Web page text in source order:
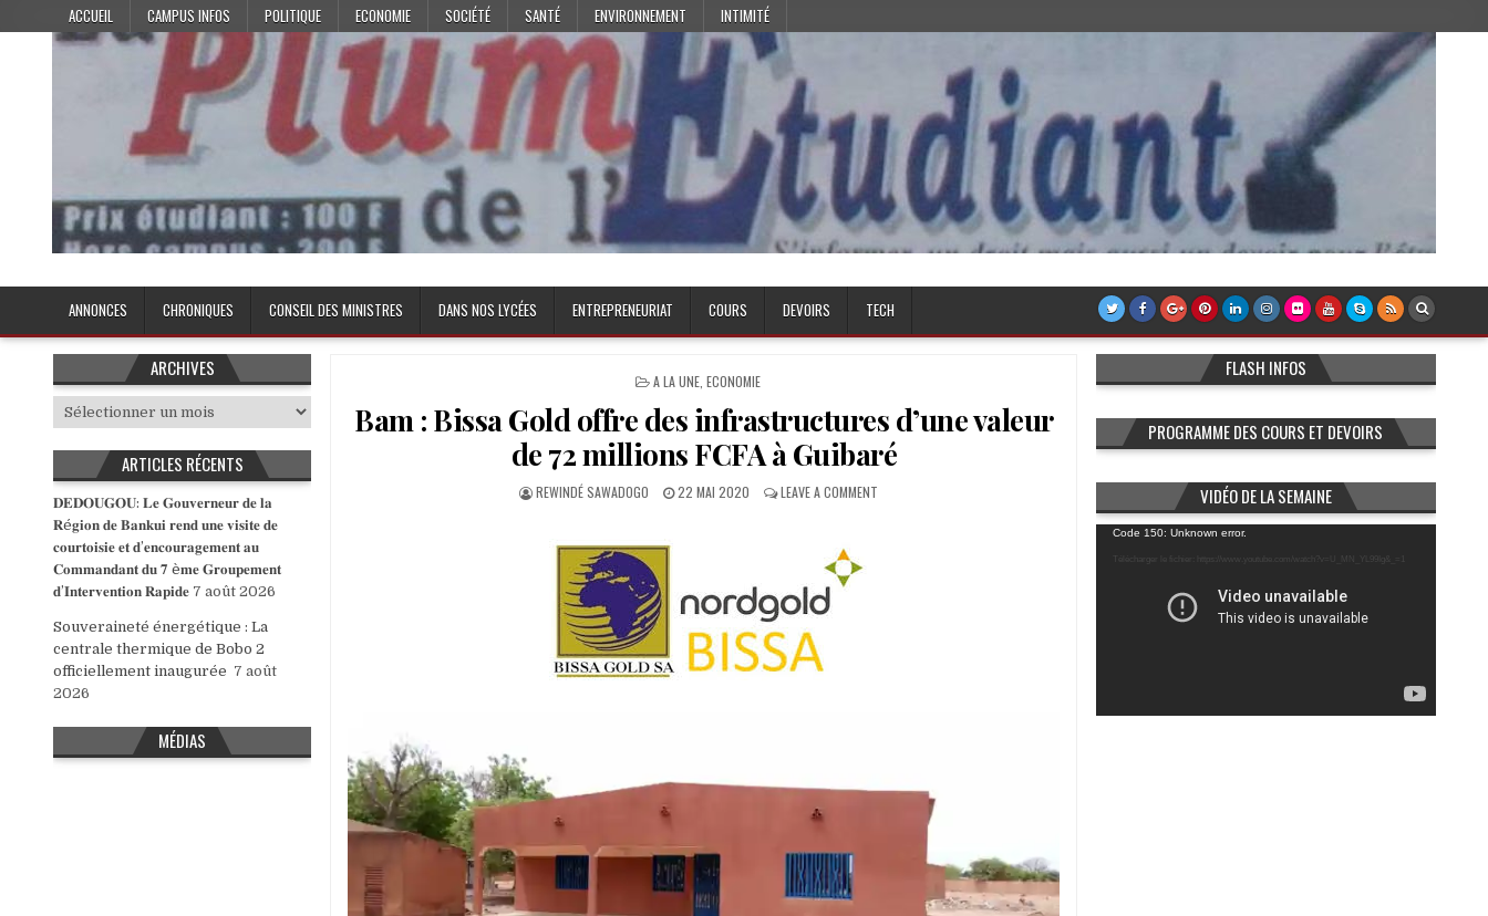
to
ACCUEIL CAMPUS INFOS POLITIQUE ECONOMIE SOCIÉTÉ SANTÉ ENVIRONNEMENT INTIMITÉ
Plume de l'Etudiant
ANNONCES CHRONIQUES CONSEIL DES MINISTRES DANS NOS LYCÉES ENTREPRENEURIAT COURS DEVOIRS TECH
POSTED
A LA UNE ,ECONOMIE
Bam : Bissa Gold offre des infrastructures d’une valeur
de 72 millions FCFA à Guibaré
AUTHOR:
REWINDÉ SAWADOGO
PUBLISHED
22 MAI 2020 LEAVE A COMMENTON
ARCHIVES
Archives
ARTICLES RÉCENTS
𝐃𝐄𝐃𝐎𝐔𝐆𝐎𝐔: 𝐋𝐞 𝐆𝐨𝐮𝐯𝐞𝐫𝐧𝐞𝐮𝐫 𝐝𝐞 𝐥𝐚
𝐑é𝐠𝐢𝐨𝐧 𝐝𝐞 𝐁𝐚𝐧𝐤𝐮𝐢 𝐫𝐞𝐧𝐝 𝐮𝐧𝐞 𝐯𝐢𝐬𝐢𝐭𝐞 𝐝𝐞
𝐜𝐨𝐮𝐫𝐭𝐨𝐢𝐬𝐢𝐞 𝐞𝐭 𝐝’𝐞𝐧𝐜𝐨𝐮𝐫𝐚𝐠𝐞𝐦𝐞𝐧𝐭 𝐚𝐮
𝐂𝐨𝐦𝐦𝐚𝐧𝐝𝐚𝐧𝐭 𝐝𝐮 𝟕 è𝐦𝐞 𝐆𝐫𝐨𝐮𝐩𝐞𝐦𝐞𝐧𝐭
𝐝’𝐈𝐧𝐭𝐞𝐫𝐯𝐞𝐧𝐭𝐢𝐨𝐧 𝐑𝐚𝐩𝐢𝐝𝐞 7 août 2026
Souveraineté énergétique : La
centrale thermique de Bobo 2
officiellement inaugurée 7 août
2026
MÉDIAS
FLASH INFOS
PROGRAMME DES COURS ET DEVOIRS
VIDÉO DE LA SEMAINE
Lecteur
vidéo
Code 150: Unknown error.
Télécharger le fichier: https://www.youtube.com/watch?v=U_MN_YL99Ig&_=1